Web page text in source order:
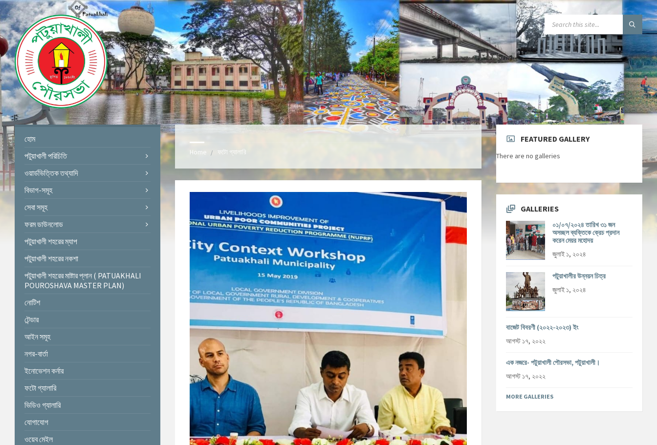
Home ফটো গ্যালারি
হোম
পটুয়াখালী পরিচিতি
ওয়ার্ডভিত্তিক তথ্যাদি
বিভাগ-সমূহ
সেবা সমূহ
ফরম ডাউনলোড
পটুয়াখালী শহরের ম্যাপ
পটুয়াখালী শহরের নকশা
পটুয়াখালী শহরের মাষ্টার প্লান ( PATUAKHALI
POUROSHAVA MASTER PLAN)
নোটিশ
টেন্ডার
আইন সমূহ
নগর-বার্তা
ইনোভেশন কর্নার
ফটো গ্যালারি
ভিডিও গ্যালারি
যোগাযোগ
ওয়েব মেইল
FEATURED GALLERY
There are no galleries
GALLERIES
০১/০৭/২০২৪ তারিখ ৩১ জন
অসচ্ছল ব্যক্তিকে ক্রেচ প্রদান
করেন মেয়র মহোদয়
জুলাই ১, ২০২৪
পটুয়াখালীর উন্নয়ন চিত্র
জুলাই ১, ২০২৪
বাজেট বিবরণী (২০২২-২০২৩) ইং
আগস্ট ১৭, ২০২২
এক নজরে- পটুয়াখালী পৌরসভা, পটুয়াখালী।
আগস্ট ১৭, ২০২২
MORE GALLERIES